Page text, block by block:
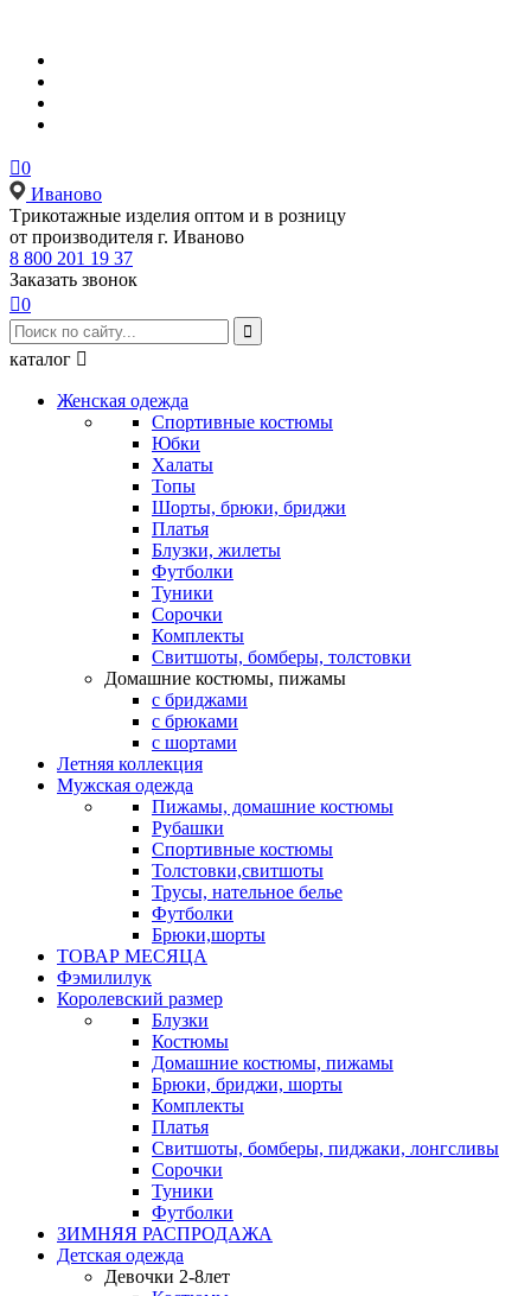
0
Иваново
Tрикотажные изделия оптом и в розницу
от производителя г. Иваново
8 800 201 19 37
Заказать звонок
0

каталог 
Женская одежда
Спортивные костюмы
Юбки
Халаты
Топы
Шорты, брюки, бриджи
Платья
Блузки, жилеты
Футболки
Туники
Сорочки
Комплекты
Свитшоты, бомберы, толстовки
Домашние костюмы, пижамы
с бриджами
с брюками
с шортами
Летняя коллекция
Мужская одежда
Пижамы, домашние костюмы
Рубашки
Спортивные костюмы
Толстовки,свитшоты
Трусы, нательное белье
Футболки
Брюки,шорты
ТОВАР МЕСЯЦА
Фэмилилук
Королевский размер
Блузки
Костюмы
Домашние костюмы, пижамы
Брюки, бриджи, шорты
Комплекты
Платья
Свитшоты, бомберы, пиджаки, лонгсливы
Сорочки
Туники
Футболки
ЗИМНЯЯ РАСПРОДАЖА
Детская одежда
Девочки 2-8лет